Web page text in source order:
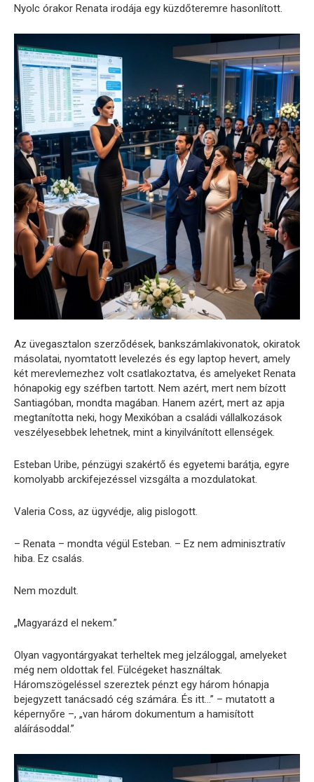
Nyolc órakor Renata irodája egy küzdőteremre hasonlított.
Az üvegasztalon szerződések, bankszámlakivonatok, okiratok
másolatai, nyomtatott levelezés és egy laptop hevert, amely
két merevlemezhez volt csatlakoztatva, és amelyeket Renata
hónapokig egy széfben tartott. Nem azért, mert nem bízott
Santiagóban, mondta magában. Hanem azért, mert az apja
megtanította neki, hogy Mexikóban a családi vállalkozások
veszélyesebbek lehetnek, mint a kinyilvánított ellenségek.
Esteban Uribe, pénzügyi szakértő és egyetemi barátja, egyre
komolyabb arckifejezéssel vizsgálta a mozdulatokat.
Valeria Coss, az ügyvédje, alig pislogott.
– Renata – mondta végül Esteban. – Ez nem adminisztratív
hiba. Ez csalás.
Nem mozdult.
„Magyarázd el nekem.”
Olyan vagyontárgyakat terheltek meg jelzáloggal, amelyeket
még nem oldottak fel. Fülcégeket használtak.
Háromszögeléssel szereztek pénzt egy három hónapja
bejegyzett tanácsadó cég számára. És itt…” – mutatott a
képernyőre –, „van három dokumentum a hamisított
aláírásoddal.”